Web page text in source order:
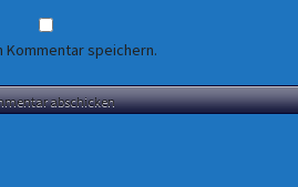
Kommentar speichern.